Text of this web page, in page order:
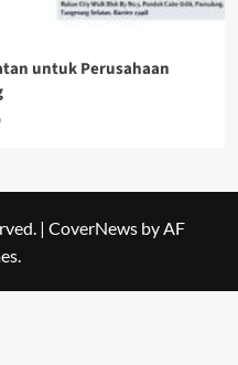
untuk Perusahaan
| CoverNews by AF